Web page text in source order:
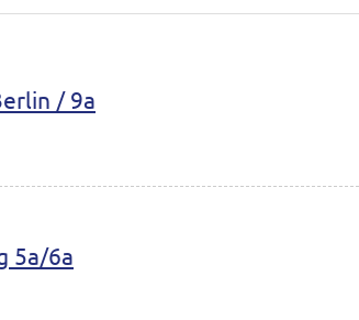
/ 9a
5a/6a